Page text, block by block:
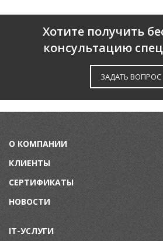
Хотите получить
консультацию
ЗАДАТЬ ВОПРОС
О КОМПАНИИ
КЛИЕНТЫ
СЕРТИФИКАТЫ
НОВОСТИ
IT-УСЛУГИ